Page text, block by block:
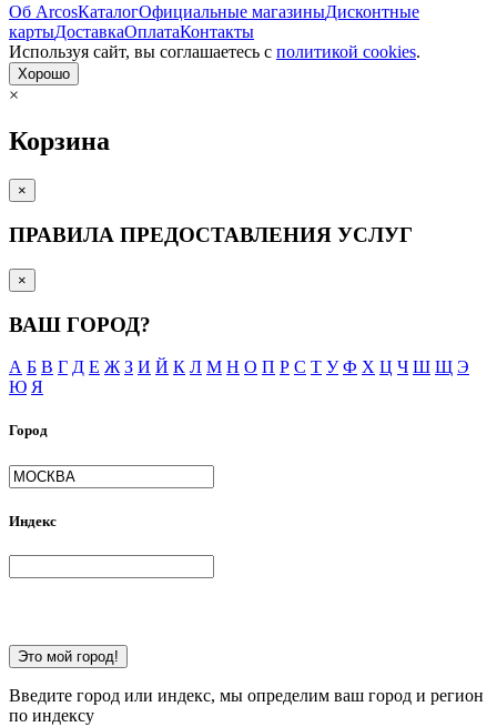
Об ArcosКаталогОфициальные магазиныДисконтные
картыДоставкаОплатаКонтакты
Используя сайт, вы согла­шаетесь с политикой cookies.
Хорошо
×
Корзина
×
ПРАВИЛА ПРЕДОСТАВЛЕНИЯ УСЛУГ
×
ВАШ ГОРОД?
А Б В Г Д Е Ж З И Й К Л М Н О П Р С Т У Ф Х Ц Ч Ш Щ Э
Ю Я
Город
Индекс
Это мой город!
Введите город или индекс, мы определим ваш город и регион
по индексу